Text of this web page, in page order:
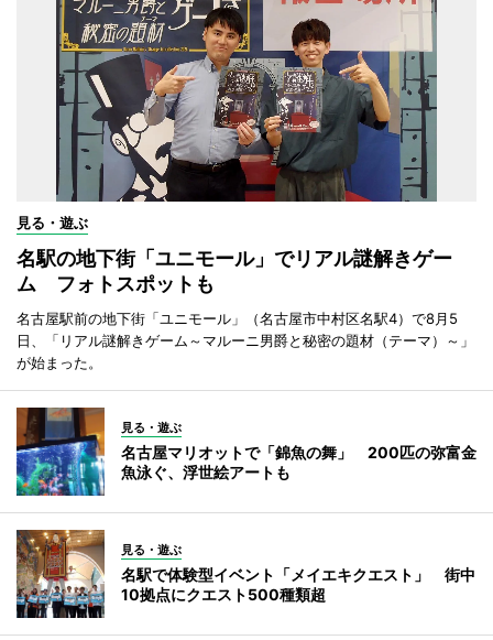
見る・遊ぶ
名駅の地下街「ユニモール」でリアル謎解きゲー
ム フォトスポットも
名古屋駅前の地下街「ユニモール」（名古屋市中村区名駅4）で8月5
日、「リアル謎解きゲーム～マルーニ男爵と秘密の題材（テーマ）～」
が始まった。
見る・遊ぶ
名古屋マリオットで「錦魚の舞」 200匹の弥富金
魚泳ぐ、浮世絵アートも
見る・遊ぶ
名駅で体験型イベント「メイエキクエスト」 街中
10拠点にクエスト500種類超